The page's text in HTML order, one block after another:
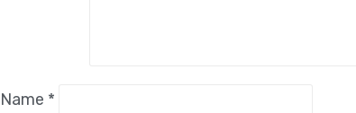
Name *